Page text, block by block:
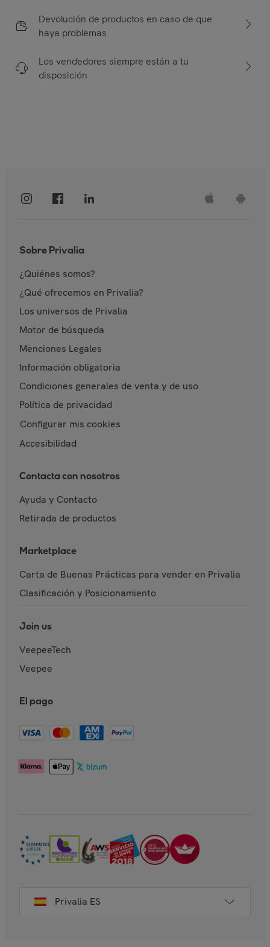
Devolución de productos en caso de que
haya problemas
Los vendedores siempre están a tu
disposición
Sobre Privalia
¿Quiénes somos?
¿Qué ofrecemos en Privalia?
Los universos de Privalia
Motor de búsqueda
Menciones Legales
Información obligatoria
Condiciones generales de venta y de uso
Política de privacidad
Configurar mis cookies
Accesibilidad
Contacta con nosotros
Ayuda y Contacto
Retirada de productos
Marketplace
Carta de Buenas Prácticas para vender en Privalia
Clasificación y Posicionamiento
Join us
VeepeeTech
Veepee
El pago
Privalia ES